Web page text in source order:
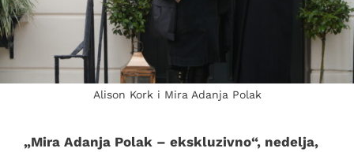
Alison Kork i Mira Adanja Polak
„Mira Adanja Polak – ekskluzivno“, nedelja,